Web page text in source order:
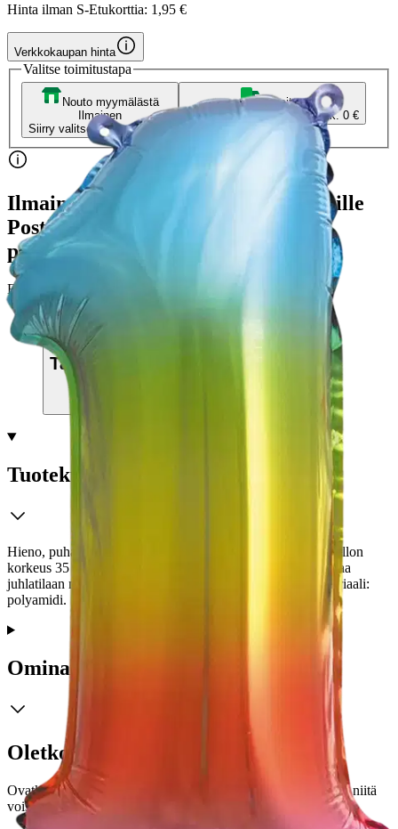
Hinta ilman S-Etukorttia: 1,95 €
Verkkokaupan hinta
Valitse toimitustapa
Nouto myymälästä
Ilmainen
Siirry valitsemaan myymälä
Toimitus
Kotiin tai noutopisteeseenAlk. 0 €
Ilmainen toimitus yli 100 €:n tilauksille
Postin pakettiautomaattiin tai
palvelupisteeseen!
Etu ei koske Suuri‑lisäpalvelulla toimitettavia tuotteita.
Tarkista myymäläsaatavuus
Tuotekuvaus
Hieno, puhallettava foliopallo sateenkaaren väreissä. Ilmapallon
korkeus 35 cm. Pallossa on ripustusreiät ja on helppo ripustaa
juhlatilaan narun avulla (naru ei sisälly pakkaukseen). Materiaali:
polyamidi.
Ominaisuudet
Oletko tyytyväinen tuotetietoihin?
Ovatko tuotetiedot riittävät? Jos tuotetiedoissa on puutteita tai niitä
voisi muuten parantaa, anna palautetta.